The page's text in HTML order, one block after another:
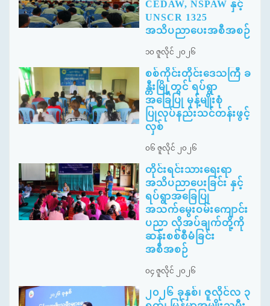
CEDAW, NSPAW နှင့်
UNSCR 1325
အသိပညာပေးအစီအစဉ်
၁၀ ဇူလိုင် ၂၀၂၆
စစ်ကိုင်းတိုင်းဒေသကြီ ခ
န္တီးမြို့တွင် ရပ်ရွာ
အခြေပြု မုန့်မျိုးစုံ
ပြုလုပ်နည်းသင်တန်းဖွင့်
လှစ်
၀၆ ဇူလိုင် ၂၀၂၆
တိုင်းရင်းသားရေးရာ
အသိပညာပေးခြင်း နှင့်
ရပ်ရွာအခြေပြု
အသက်မွေးဝမ်းကျောင်း
ပညာ လိုအပ်ချက်တို့ကို
ဆန်းစစ်စီမံခြင်း
အစီအစဉ်
၀၄ ဇူလိုင် ၂၀၂၆
၂၀၂၆ ခုနှစ်၊ ဇူလိုင်လ ၃